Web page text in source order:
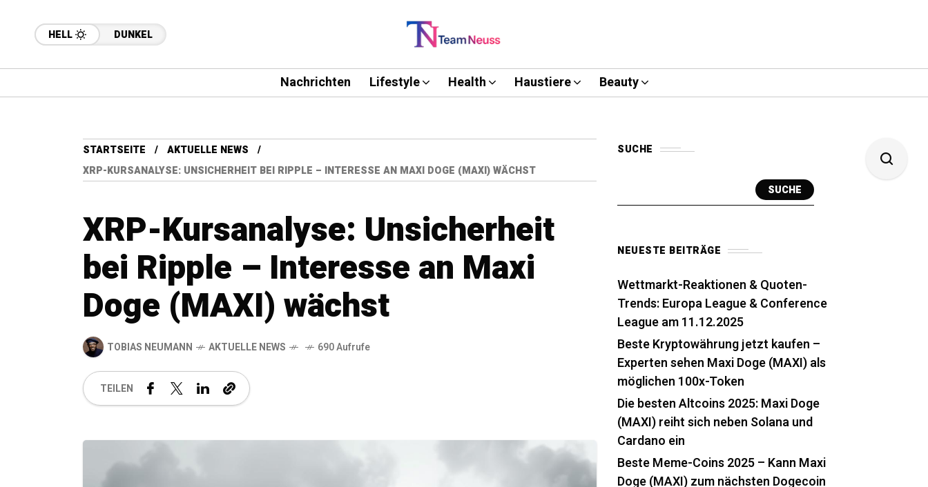
HELL DUNKEL
Nachrichten Lifestyle Health Haustiere Beauty
STARTSEITE
AKTUELLE NEWS
XRP-KURSANALYSE: UNSICHERHEIT BEI RIPPLE – INTERESSE AN MAXI DOGE (MAXI) WÄCHST
XRP-Kursanalyse: Unsicherheit
bei Ripple – Interesse an Maxi
Doge (MAXI) wächst
TOBIAS NEUMANN AKTUELLE NEWS 690 Aufrufe
TEILEN
SUCHE
SUCHE
NEUESTE BEITRÄGE
Wettmarkt-Reaktionen & Quoten-
Trends: Europa League & Conference
League am 11.12.2025
Beste Kryptowährung jetzt kaufen –
Experten sehen Maxi Doge (MAXI) als
möglichen 100x-Token
Die besten Altcoins 2025: Maxi Doge
(MAXI) reiht sich neben Solana und
Cardano ein
Beste Meme-Coins 2025 – Kann Maxi
Doge (MAXI) zum nächsten Dogecoin